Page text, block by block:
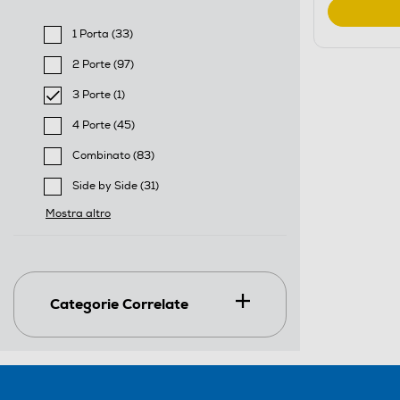
1 Porta (33)
Filtra per Tipologia: 1 Porta
2 Porte (97)
Filtra per Tipologia: 2 Porte
3 Porte (1)
selected Filtro applicato per Tipologia: 3 Porte
4 Porte (45)
Filtra per Tipologia: 4 Porte
Combinato (83)
Filtra per Tipologia: Combinato
Side by Side (31)
Filtra per Tipologia: Side by Side
Mostra altro
Categorie Correlate